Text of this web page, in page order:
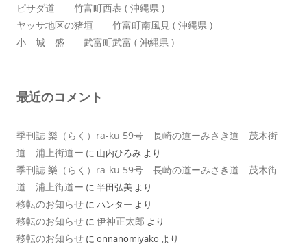
ピサダ道 竹富町西表 ( 沖縄県 )
ヤッサ地区の猪垣 竹富町南風見 ( 沖縄県 )
小 城 盛 武富町武富 ( 沖縄県 )
最近のコメント
季刊誌 樂（らく）ra-ku 59号 長崎の道ーみさき道 茂木街
道 浦上街道ー に 山内ひろみ より
季刊誌 樂（らく）ra-ku 59号 長崎の道ーみさき道 茂木街
道 浦上街道ー に 半田弘美 より
移転のお知らせ に ハンター より
移転のお知らせ に 伊神正太郎 より
移転のお知らせ に onnanomiyako より